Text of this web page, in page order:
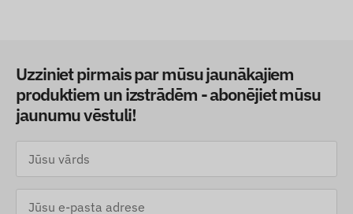
Uzziniet pirmais par mūsu jaunākajiem
produktiem un izstrādēm - abonējiet mūsu
jaunumu vēstuli!